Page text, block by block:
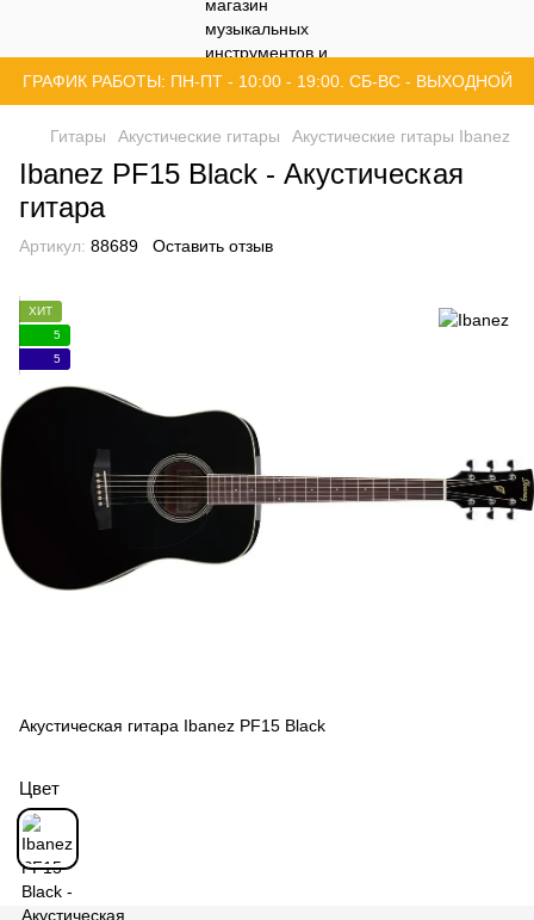
ГРАФИК РАБОТЫ: ПН-ПТ - 10:00 - 19:00. СБ-ВС - ВЫХОДНОЙ
Гитары Акустические гитары Акустические гитары Ibanez
Ibanez PF15 Black - Акустическая
гитара
Артикул: 88689 Оставить отзыв
ХИТ
5
5
Акустическая гитара Ibanez PF15 Black
Цвет